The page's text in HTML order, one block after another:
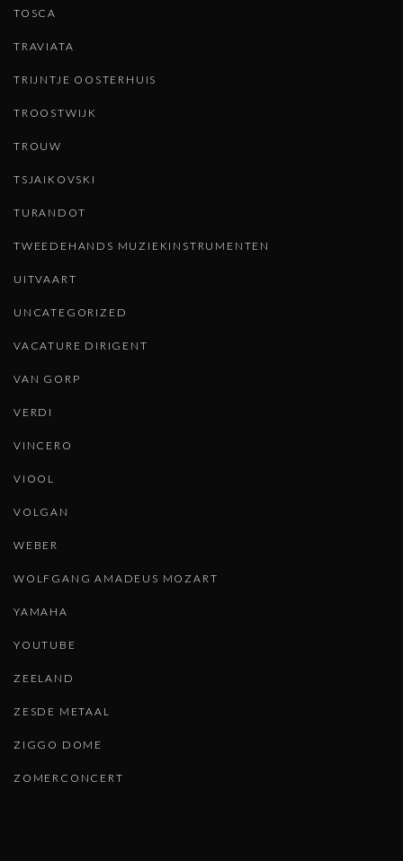
TOSCA
TRAVIATA
TRIJNTJE OOSTERHUIS
TROOSTWIJK
TROUW
TSJAIKOVSKI
TURANDOT
TWEEDEHANDS MUZIEKINSTRUMENTEN
UITVAART
UNCATEGORIZED
VACATURE DIRIGENT
VAN GORP
VERDI
VINCERO
VIOOL
VOLGAN
WEBER
WOLFGANG AMADEUS MOZART
YAMAHA
YOUTUBE
ZEELAND
ZESDE METAAL
ZIGGO DOME
ZOMERCONCERT